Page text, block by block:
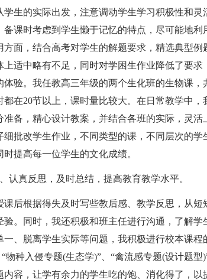
学生的实际出发，注意调动学生学习积极性和
备课时考虑到学生懒于记忆的特点，尽可能地
方面，结合高考对学生的解题要求，精选典型
上适中略有不足，同时对学困生作业降低了要
体验。我任教高三年级的两个生化班的生物课
都在20节以上，课时量比较大。在日常教学中
准备，精心设计教案，并结合各班的实际，灵活
细批改学生作业，不同类型的课，不同层次的
时提高每一位学生的文化成绩。
真反思，及时总结，提高教育教学水平。
根据得失及时写些教后感、教学反思，从短
验。同时，我还积极和班主任进行沟通，了解
一、脱离学生实际等问题，我积极进行校本课
“物种入侵专题(生态学)”、“禽流感专题(设计题
内容，让学有余力的学生吃的饱、消化得了，